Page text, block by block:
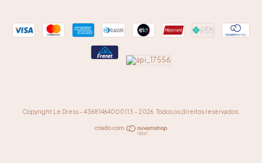
Copyright Le Dress - 43681464000113 - 2026. Todos os direitos reservados.